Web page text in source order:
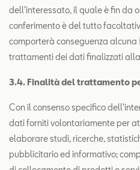
dell'interessato, il quale è fin da
conferimento è del tutto
comporterà conseguenza alcuna
trattamenti dei dati finalizzati
3.4. Finalità del trattamento
Con il consenso specifico
dati forniti volontariamente per
elaborare studi, ricerche,
pubblicitario ed informativo;